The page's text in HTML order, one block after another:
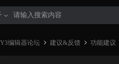
Y3编辑器论坛 建议&反馈 功能建议